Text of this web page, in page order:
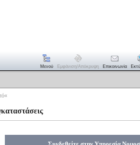
Μενού Εμφάνιση/απόκρυψη Επικοινωνία